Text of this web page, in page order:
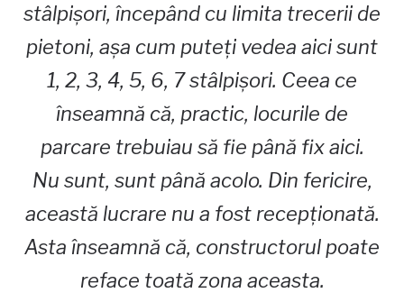
stâlpișori, începând cu limita trecerii de
pietoni, așa cum puteți vedea aici sunt
1, 2, 3, 4, 5, 6, 7 stâlpișori. Ceea ce
înseamnă că, practic, locurile de
parcare trebuiau să fie până fix aici.
Nu sunt, sunt până acolo. Din fericire,
această lucrare nu a fost recepționată.
Asta înseamnă că, constructorul poate
reface toată zona aceasta.